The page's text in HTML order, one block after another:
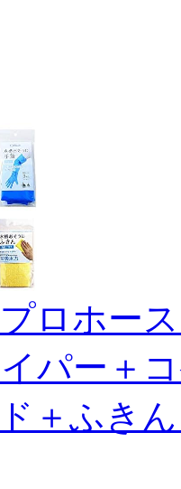
プロホ
パー＋
＋ふき